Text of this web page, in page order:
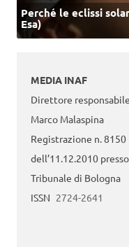
Perché le eclissi
Esa)
MEDIA INAF
Direttore
Marco Malaspina
Registrazione n. 8150
dell’11.12.2010
Tribunale di Bologna
ISSN 2724-2641